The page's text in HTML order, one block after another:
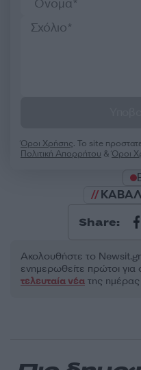
Όροι Χρήσης. Το site
Πολιτική Απορρήτου &Όροι
Share:
Ακολουθήστε το
ενημερωθείτε πρώτοι για
τελευταία νέα της ημέρας